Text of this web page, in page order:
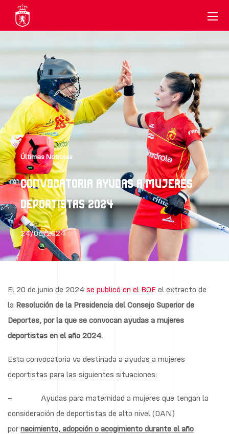
Últimas Noticias
CONVOCATORIA AYUDAS A MUJERES
DEPORTISTAS 2024
24/06/2024
El 20 de junio de 2024 se publicó en el BOE el extracto de
la Resolución de la Presidencia del Consejo Superior de
Deportes, por la que se convocan ayudas a mujeres
deportistas en el año 2024.
Esta convocatoria va destinada a ayudas a mujeres
deportistas para las siguientes situaciones:
– Ayudas para maternidad a mujeres que tengan la
consideración de deportistas de alto nivel (DAN)
por nacimiento, adopción o acogimiento durante el año